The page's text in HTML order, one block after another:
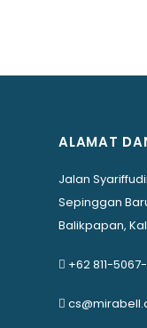
ALAMAT
Jalan
Sepinggan
Balikpapan,
+62 811-5067-